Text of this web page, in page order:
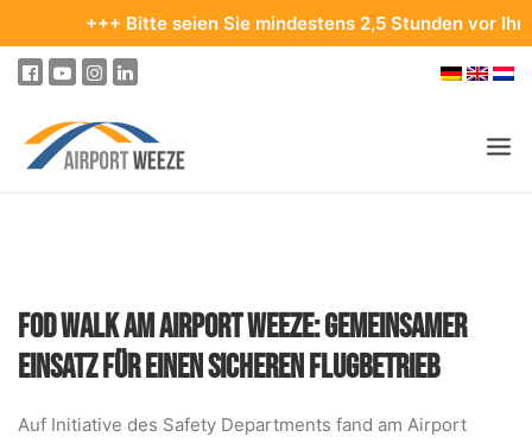
+++ Bitte seien Sie mindestens 2,5 Stunden vor Ihrem
FLIEGEN
AN- & ABREISE
PARKEN
FOD WALK AM AIRPORT WEEZE: GEMEINSAMER
EINSATZ FÜR EINEN SICHEREN FLUGBETRIEB
Auf Initiative des Safety Departments fand am Airport